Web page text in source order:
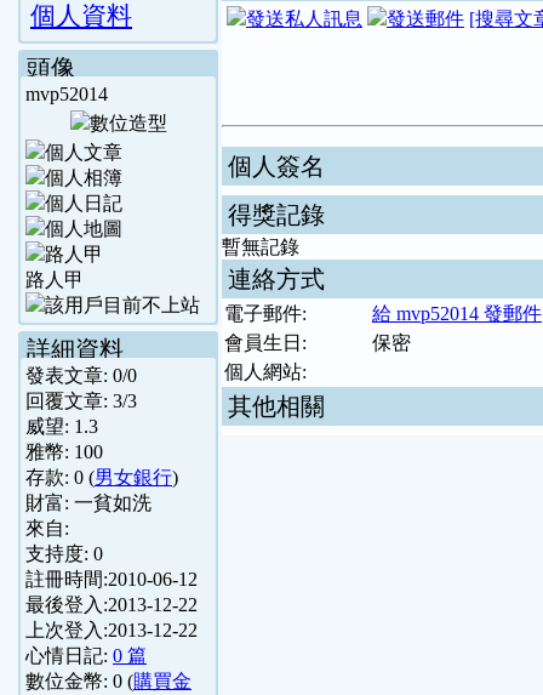
個人資料
頭像
mvp52014
路人甲
詳細資料
發表文章: 0/0
回覆文章: 3/3
威望: 1.3
雅幣: 100
存款: 0 (男女銀行)
財富: 一貧如洗
來自:
支持度: 0
註冊時間:2010-06-12
最後登入:2013-12-22
上次登入:2013-12-22
心情日記: 0 篇
數位金幣: 0 (購買金
[搜尋文
個人簽名
得獎記錄
暫無記錄
連絡方式
電子郵件:
給 mvp52014 發郵件
會員生日:
保密
個人網站:
其他相關